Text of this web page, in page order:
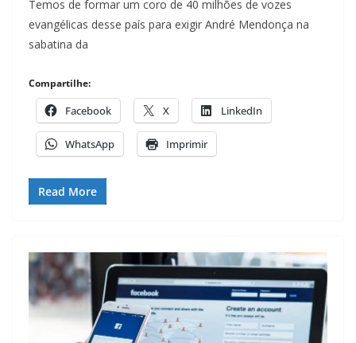
Temos de formar um coro de 40 milhões de vozes
evangélicas desse país para exigir André Mendonça na
sabatina da
Compartilhe:
Facebook X LinkedIn
WhatsApp Imprimir
Read More